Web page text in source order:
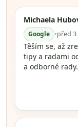
Michaela
Google •před
Těším se, až
tipy a radami
a odborné